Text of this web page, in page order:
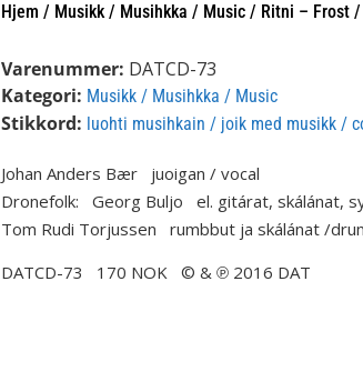
Hjem / Musikk / Musihkka / Music / Ritni – Frost
Varenummer: DATCD-73
Kategori: Musikk / Musihkka / Music
Stikkord: luohti musihkain / joik med musikk /
Johan Anders Bær juoigan / vocal
Dronefolk: Georg Buljo el. gitárat, skálánat,
Tom Rudi Torjussen rumbbut ja skálánat /
DATCD-73 170 NOK © & ℗ 2016 DAT